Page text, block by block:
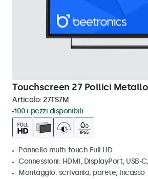
Touchscreen 27 Pollici Metallo
Articolo: 27TS7M
100+ pezzi disponibili
Pannello multi-touch Full HD
Connessioni: HDMI, DisplayPort, USB-
Montaggio: scrivania, parete, incasso